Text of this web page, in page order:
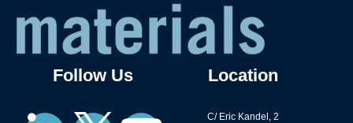
Follow Us Location
C/ Eric Kandel, 2